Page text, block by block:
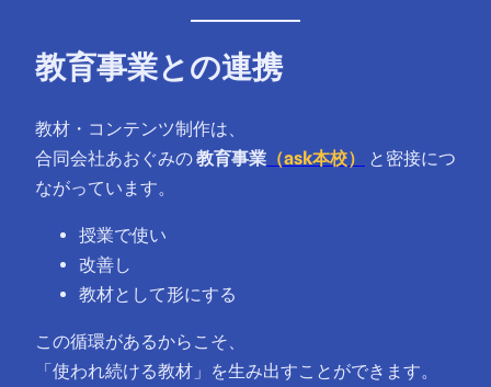
教育事業との連携
教材・コンテンツ制作は、
合同会社あおぐみの教育事業 （ask本校）
と密接につ
ながっています。
授業で使い
改善し
教材として形にする
この循環があるからこそ、
「使われ続ける教材」を生み出すことができます。